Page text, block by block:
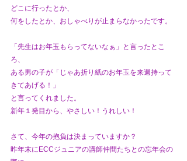
どこに行ったとか、
何をしたとか、おしゃべりが止まらなかったです。
「先生はお年玉もらってないなぁ」と言ったとこ
ろ、
ある男の子が「じゃあ折り紙のお年玉を来週持って
きてあげる！」
と言ってくれました。
新年１発目から、やさしい！うれしい！
さて、今年の抱負は決まっていますか？
昨年末にECCジュニアの講師仲間たちとの忘年会の